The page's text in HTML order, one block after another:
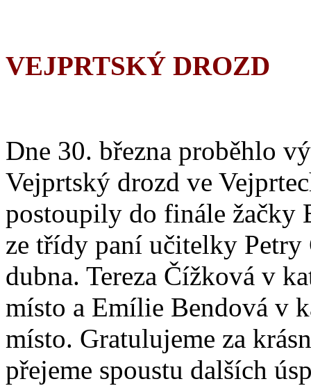
VEJPRTSKÝ DROZD
Dne 30. března proběhlo
Vejprtský drozd ve
postoupily do finále žačky
ze třídy paní učitelky
dubna. Tereza Čížková v
místo a Emílie Bendová v
místo. Gratulujeme za
přejeme spoustu dalších